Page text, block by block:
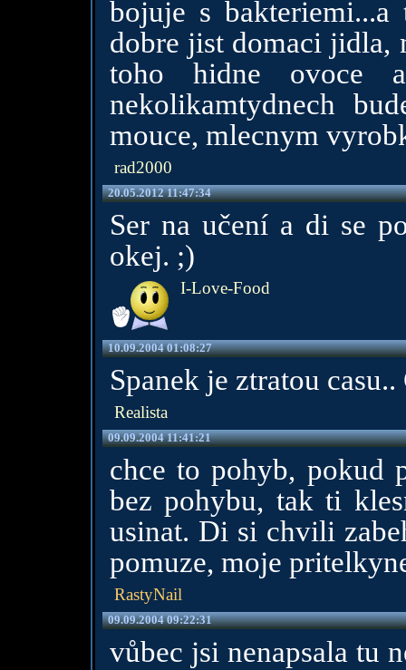
bojuje s bakteriemi...a
dobre jist domaci jidla,
toho hidne ovoce
nekolikamtydnech
mouce, mlecnym
rad2000
20.05.2012 11:47:34
Ser na učení a di se
okej. ;)
I-Love-Food
10.09.2004 01:08:27
Spanek je ztratou
Realista
09.09.2004 11:41:21
chce to pohyb, pokud
bez pohybu, tak ti
usinat. Di si chvili
pomuze, moje
RastyNail
09.09.2004 09:22:31
vůbec jsi nenapsala tu